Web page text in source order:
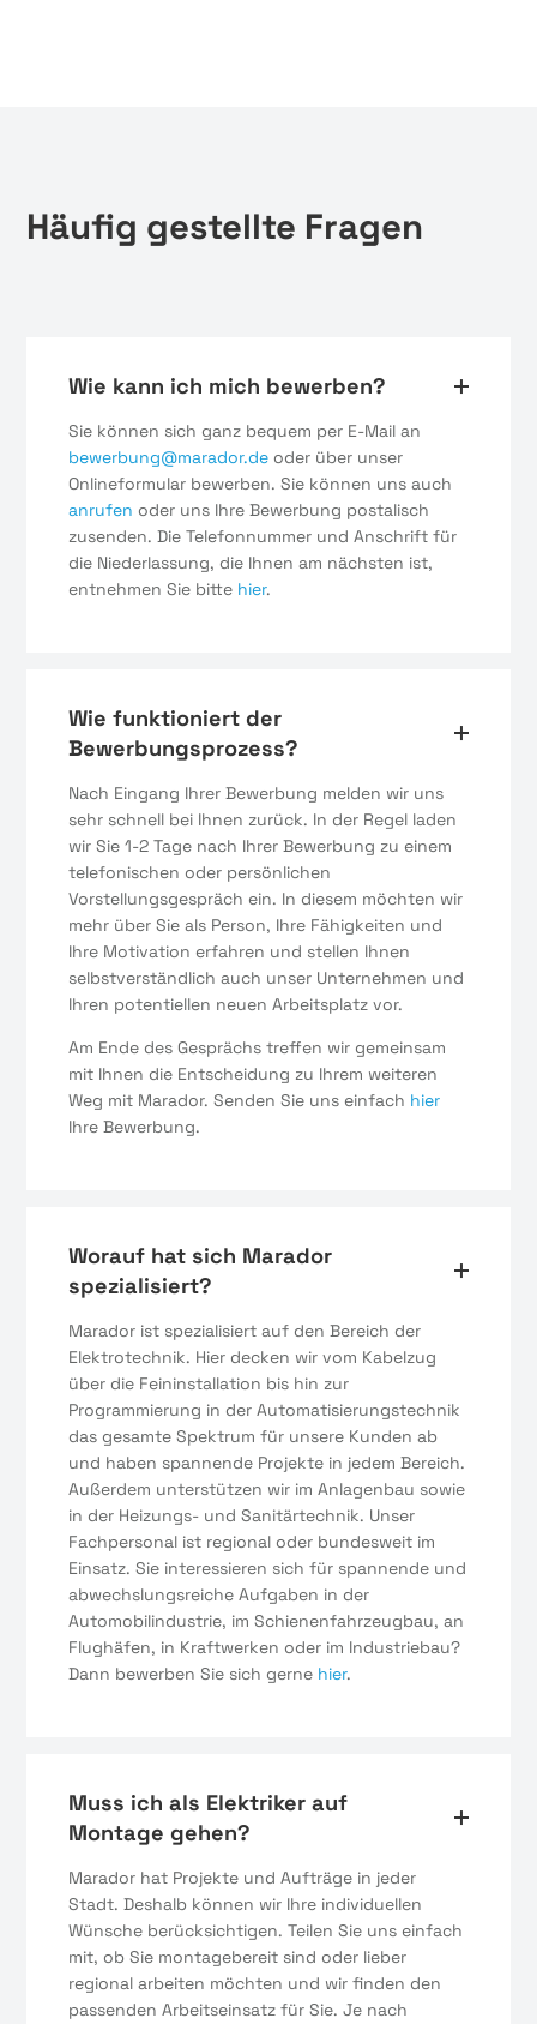
Häufig gestellte Fragen
Wie kann ich mich bewerben?
Sie können sich ganz bequem per E-Mail an
bewerbung@marador.de oder über unser
Onlineformular bewerben. Sie können uns auch
anrufen oder uns Ihre Bewerbung postalisch
zusenden. Die Telefonnummer und Anschrift für
die Niederlassung, die Ihnen am nächsten ist,
entnehmen Sie bitte hier.
Wie funktioniert der
Bewerbungsprozess?
Nach Eingang Ihrer Bewerbung melden wir uns
sehr schnell bei Ihnen zurück. In der Regel laden
wir Sie 1-2 Tage nach Ihrer Bewerbung zu einem
telefonischen oder persönlichen
Vorstellungsgespräch ein. In diesem möchten wir
mehr über Sie als Person, Ihre Fähigkeiten und
Ihre Motivation erfahren und stellen Ihnen
selbstverständlich auch unser Unternehmen und
Ihren potentiellen neuen Arbeitsplatz vor.
Am Ende des Gesprächs treffen wir gemeinsam
mit Ihnen die Entscheidung zu Ihrem weiteren
Weg mit Marador. Senden Sie uns einfach hier
Ihre Bewerbung.
Worauf hat sich Marador
spezialisiert?
Marador ist spezialisiert auf den Bereich der
Elektrotechnik. Hier decken wir vom Kabelzug
über die Feininstallation bis hin zur
Programmierung in der Automatisierungstechnik
das gesamte Spektrum für unsere Kunden ab
und haben spannende Projekte in jedem Bereich.
Außerdem unterstützen wir im Anlagenbau sowie
in der Heizungs- und Sanitärtechnik. Unser
Fachpersonal ist regional oder bundesweit im
Einsatz. Sie interessieren sich für spannende und
abwechslungsreiche Aufgaben in der
Automobilindustrie, im Schienenfahrzeugbau, an
Flughäfen, in Kraftwerken oder im Industriebau?
Dann bewerben Sie sich gerne hier.
Muss ich als Elektriker auf
Montage gehen?
Marador hat Projekte und Aufträge in jeder
Stadt. Deshalb können wir Ihre individuellen
Wünsche berücksichtigen. Teilen Sie uns einfach
mit, ob Sie montagebereit sind oder lieber
regional arbeiten möchten und wir finden den
passenden Arbeitseinsatz für Sie. Je nach